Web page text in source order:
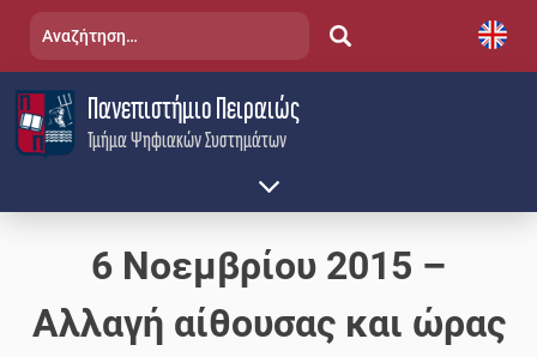
content
Τμήμα Ψηφιακών Συστημάτων
Πανεπιστήμιο Πειραιώς
Αναζήτηση
6 Νοεμβρίου 2015 –
Αλλαγή αίθουσας και ώρας